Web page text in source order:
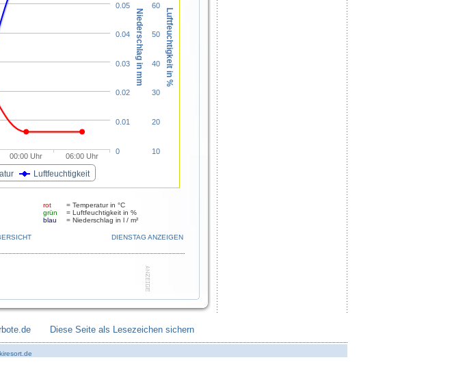
Niederschlag in mm Luftfeuchtigkeit in %
Luftfeuchtigkeit
00:00 Uhr 06:00 Uhr
0
0.01
0.02
0.03
0.04
0.05
10
20
30
40
50
60
rot
= Temperatur in °C
grün
= Luftfeuchtigkeit in %
blau
= Niederschlag in l / m²
DIENSTAG ANZEIGEN
Diese Seite als Lesezeichen sichern